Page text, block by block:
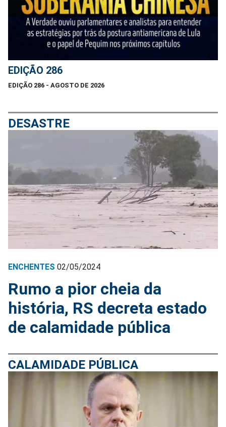
EDIÇÃO 286
EDIÇÃO 286 - AGOSTO DE 2026
DESASTRE
ENCHENTES 02/05/2024
Rumo a pior cheia da
história, RS decreta estado
de calamidade pública
CALAMIDADE PÚBLICA